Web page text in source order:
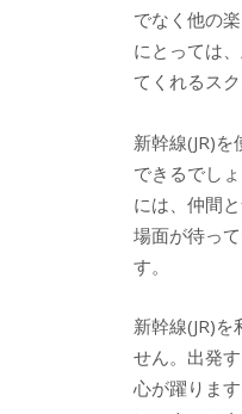
でなく他の
にとっては
てくれるス
新幹線(JR)
できるでし
には、仲間
場面が待っ
す。
新幹線(JR)
せん。出発
心が躍りま